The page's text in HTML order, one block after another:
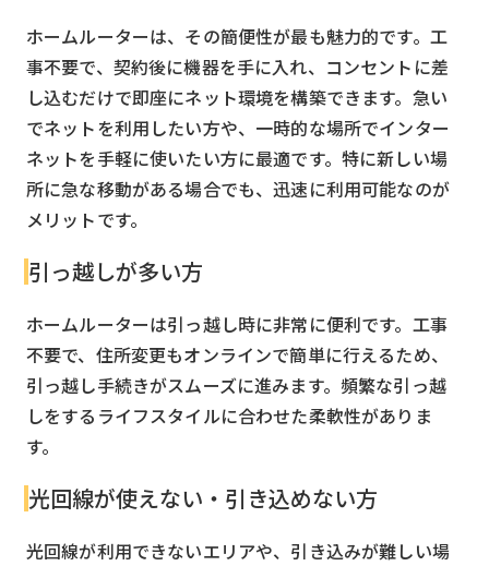
ホームルーターは、その簡便性が最も魅力的です。工
事不要で、契約後に機器を手に入れ、コンセントに差
し込むだけで即座にネット環境を構築できます。急い
でネットを利用したい方や、一時的な場所でインター
ネットを手軽に使いたい方に最適です。特に新しい場
所に急な移動がある場合でも、迅速に利用可能なのが
メリットです。
引っ越しが多い方
ホームルーターは引っ越し時に非常に便利です。工事
不要で、住所変更もオンラインで簡単に行えるため、
引っ越し手続きがスムーズに進みます。頻繁な引っ越
しをするライフスタイルに合わせた柔軟性がありま
す。
光回線が使えない・引き込めない方
光回線が利用できないエリアや、引き込みが難しい場